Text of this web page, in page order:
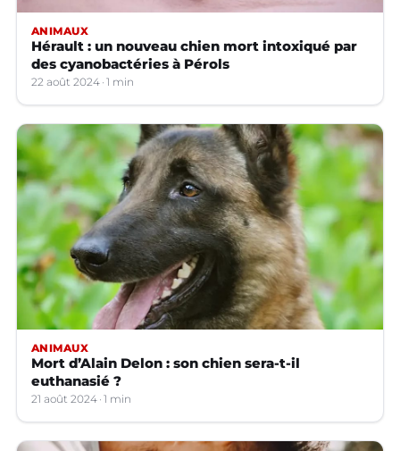
ANIMAUX
Hérault : un nouveau chien mort intoxiqué par
des cyanobactéries à Pérols
22 août 2024 1 min
ANIMAUX
Mort d’Alain Delon : son chien sera-t-il
euthanasié ?
21 août 2024 1 min